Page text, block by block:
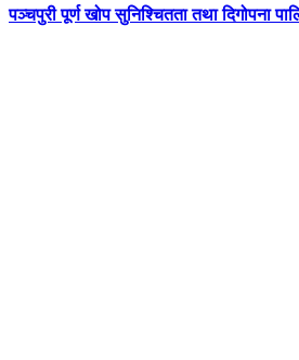
पञ्चपुरी पूर्ण खोप सुनिश्चितता तथा दिगोपना